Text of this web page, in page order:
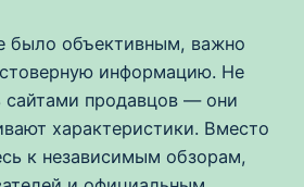
было объективным, важно
информацию. Не
сайтами продавцов — они
характеристики. Вместо
к независимым обзорам,